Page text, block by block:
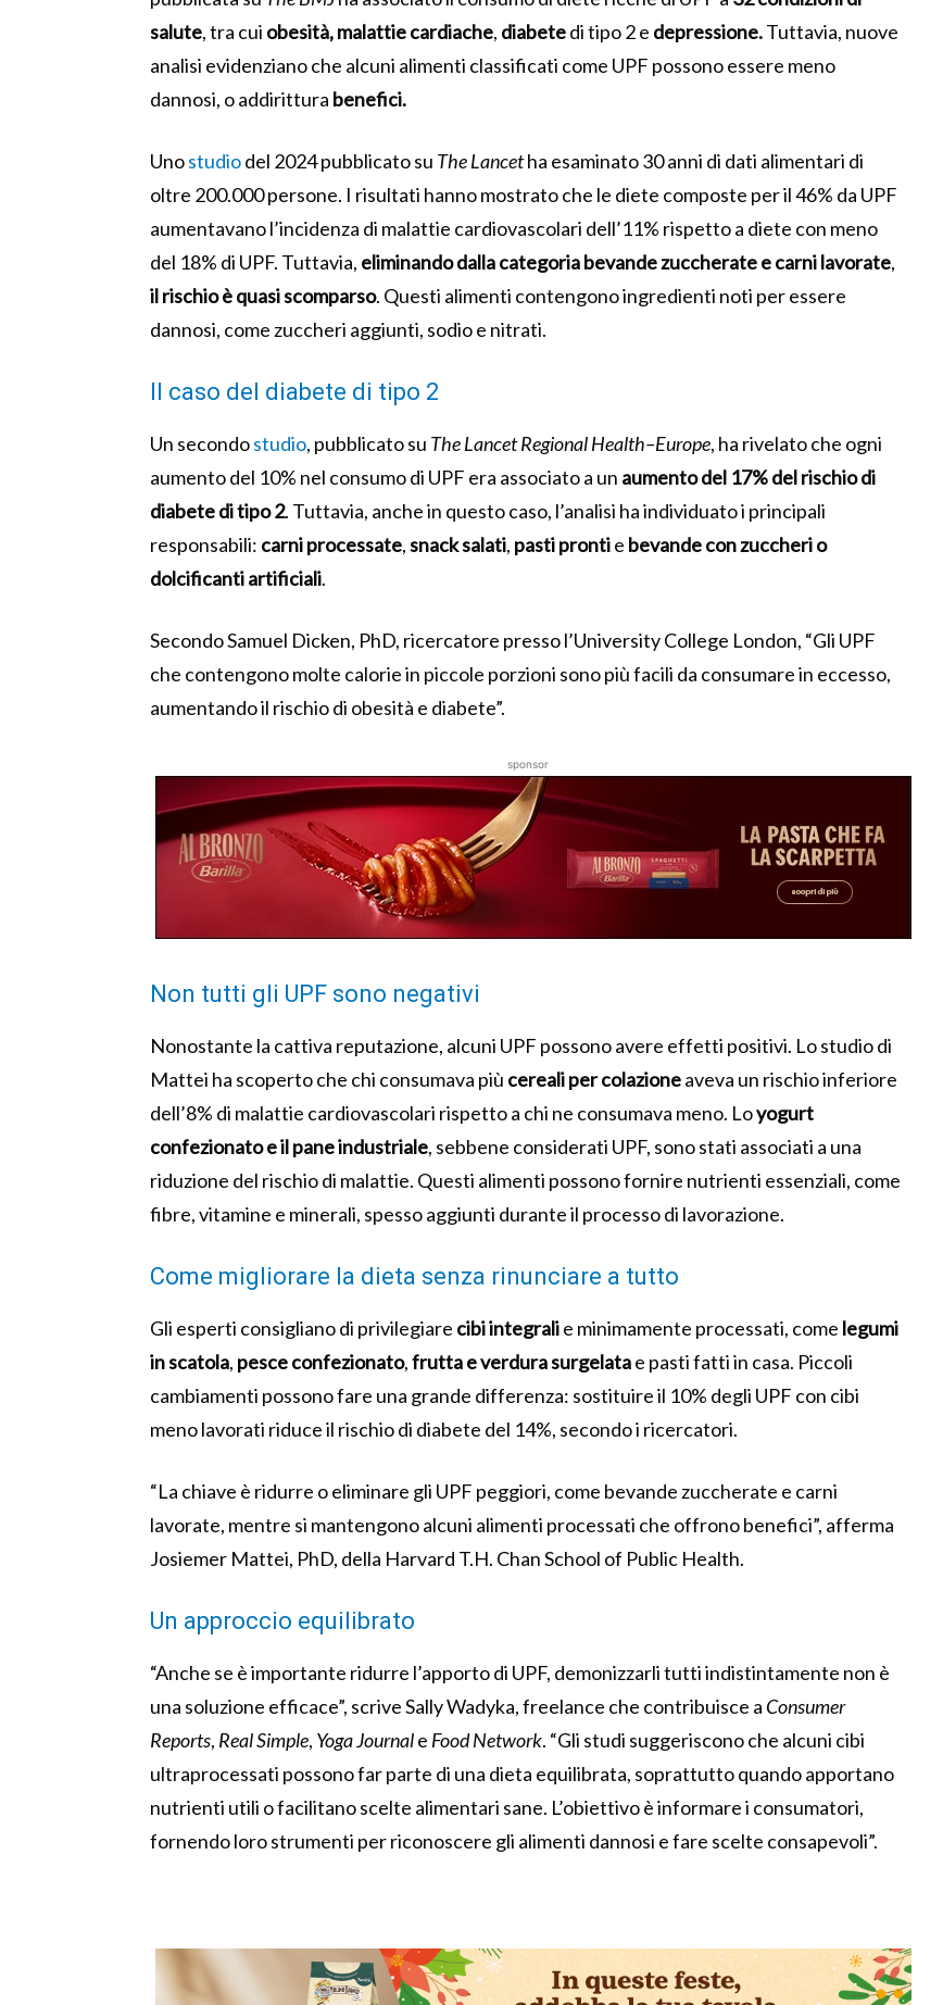
salute, tra cui obesità,malattie cardiache, diabetedi tipo 2 e depressione.Tuttavia, nuove
analisi evidenziano che alcuni alimenti classificati come UPF possono essere meno
dannosi, o addirittura benefici.
Unostudiodel 2024 pubblicato su The Lancetha esaminato 30 anni di dati alimentari di
oltre 200.000 persone. I risultati hanno mostrato che le diete composte per il 46% da UPF
aumentavano l’incidenza di malattie cardiovascolari dell’11% rispetto a diete con meno
del 18% di UPF. Tuttavia, eliminando dalla categoria bevande zuccherate e carni lavorate,
il rischio è quasi scomparso. Questi alimenti contengono ingredienti noti per essere
dannosi, come zuccheri aggiunti, sodio e nitrati.
Il caso del diabete di tipo 2
Un secondostudio, pubblicato su The Lancet Regional Health–Europe, ha rivelato che ogni
aumento del 10% nel consumo di UPF era associato a un aumento del 17% del rischio di
diabete di tipo 2. Tuttavia, anche in questo caso, l’analisi ha individuato i principali
responsabili: carni processate,snack salati, pasti prontie bevande con zuccheri o
dolcificanti artificiali.
Secondo Samuel Dicken, PhD, ricercatore presso l’University College London, “Gli UPF
che contengono molte calorie in piccole porzioni sono più facili da consumare in eccesso,
aumentando il rischio di obesità e diabete”.
sponsor
Non tutti gli UPF sono negativi
Nonostante la cattiva reputazione, alcuni UPF possono avere effetti positivi. Lo studio di
Mattei ha scoperto che chi consumava più cereali per colazioneaveva un rischio inferiore
dell’8% di malattie cardiovascolari rispetto a chi ne consumava meno. Loyogurt
confezionato e il pane industriale, sebbene considerati UPF, sono stati associati a una
riduzione del rischio di malattie. Questi alimenti possono fornire nutrienti essenziali, come
fibre, vitamine e minerali, spesso aggiunti durante il processo di lavorazione.
Come migliorare la dieta senza rinunciare a tutto
Gli esperti consigliano di privilegiare cibi integralie minimamente processati, come legumi
in scatola, pesce confezionato,frutta e verdura surgelatae pasti fatti in casa. Piccoli
cambiamenti possono fare una grande differenza: sostituire il 10% degli UPF con cibi
meno lavorati riduce il rischio di diabete del 14%, secondo i ricercatori.
“La chiave è ridurre o eliminare gli UPF peggiori, come bevande zuccherate e carni
lavorate, mentre si mantengono alcuni alimenti processati che offrono benefici”, afferma
Josiemer Mattei, PhD, della Harvard T.H. Chan School of Public Health.
Un approccio equilibrato
“Anche se è importante ridurre l’apporto di UPF, demonizzarli tutti indistintamente non è
una soluzione efficace”, scrive Sally Wadyka, freelance che contribuisce a Consumer
Reports, Real Simple, Yoga Journale Food Network. “Gli studi suggeriscono che alcuni cibi
ultraprocessati possono far parte di una dieta equilibrata, soprattutto quando apportano
nutrienti utili o facilitano scelte alimentari sane. L’obiettivo è informare i consumatori,
fornendo loro strumenti per riconoscere gli alimenti dannosi e fare scelte consapevoli”.